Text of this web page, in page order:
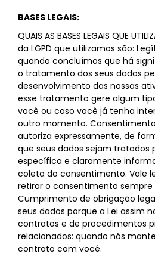
BASES LEGAIS:
QUAIS AS BASES LEGAIS QUE
da LGPD que utilizamos são:
quando concluímos que há
o tratamento dos seus dados
desenvolvimento das nossas
esse tratamento gere algum
você ou caso você já tenha
outro momento.
autoriza expressamente, de
que seus dados sejam tratados
específica e claramente
coleta do consentimento. Vale
retirar o consentimento sempre
Cumprimento de obrigação
seus dados porque a Lei assim
contratos e de procedimentos
relacionados: quando nós
contrato com você.